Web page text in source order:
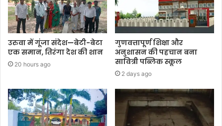
उरुवा में गूंजा संदेश—बेटी-बेटा
एक समान, तिरंगा देश की शान
20 hours ago
गुणवत्तापूर्ण शिक्षा और
अनुशासन की पहचान बना
सावित्री पब्लिक स्कूल
2 days ago